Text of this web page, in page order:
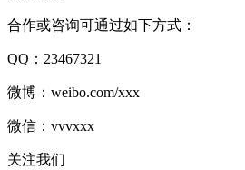
合作或咨询可通过如下方式：
QQ：23467321
微博：weibo.com/xxx
微信：vvvxxx
关注我们